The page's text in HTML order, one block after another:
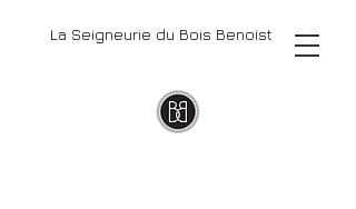
La Seigneurie du Bois Benoist